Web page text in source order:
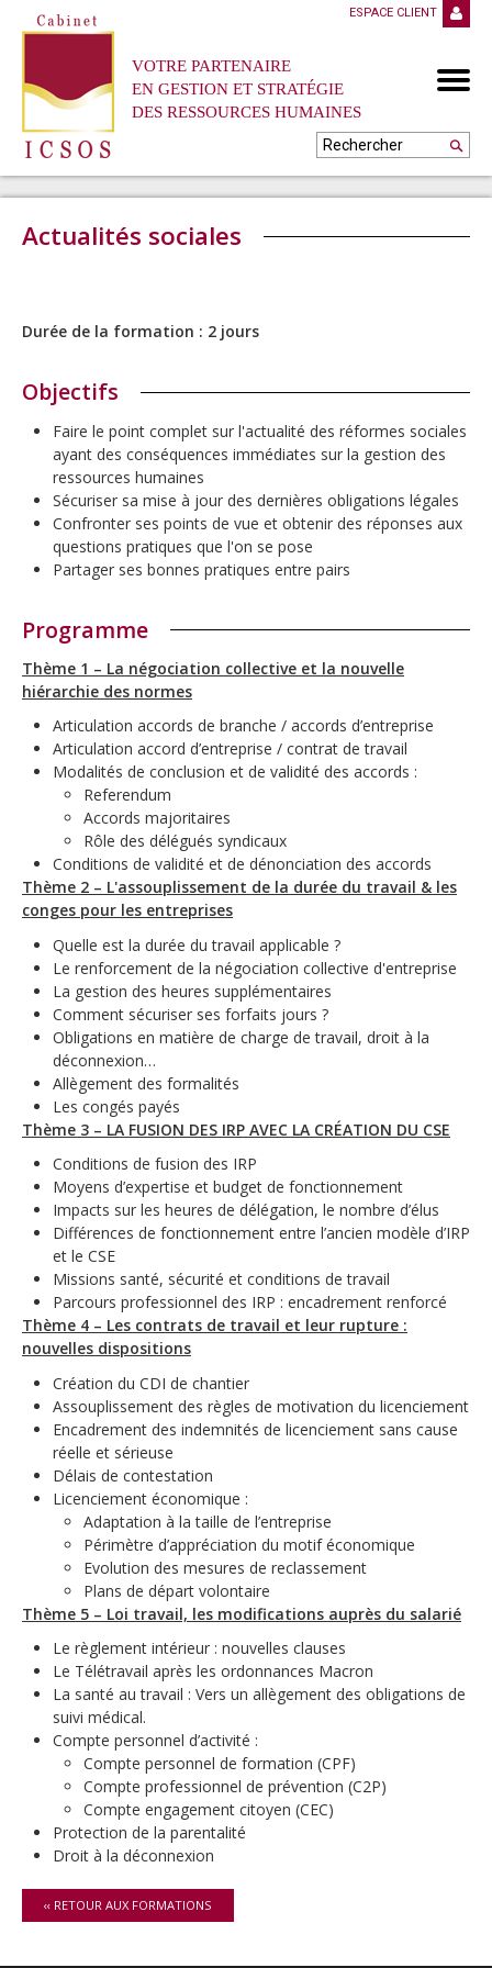
VOTRE PARTENAIRE
EN GESTION ET STRATÉGIE
DES RESSOURCES HUMAINES
ESPACE CLIENT
Actualités sociales
Durée de la formation : 2 jours
Objectifs
Faire le point complet sur l'actualité des réformes sociales
ayant des conséquences immédiates sur la gestion des
ressources humaines
Sécuriser sa mise à jour des dernières obligations légales
Confronter ses points de vue et obtenir des réponses aux
questions pratiques que l'on se pose
Partager ses bonnes pratiques entre pairs
Programme
Thème 1 – La négociation collective et la nouvelle
hiérarchie des normes
Articulation accords de branche / accords d’entreprise
Articulation accord d’entreprise / contrat de travail
Modalités de conclusion et de validité des accords :
Referendum
Accords majoritaires
Rôle des délégués syndicaux
Conditions de validité et de dénonciation des accords
Thème 2 – L'assouplissement de la durée du travail & les
conges pour les entreprises
Quelle est la durée du travail applicable ?
Le renforcement de la négociation collective d'entreprise
La gestion des heures supplémentaires
Comment sécuriser ses forfaits jours ?
Obligations en matière de charge de travail, droit à la
déconnexion…
Allègement des formalités
Les congés payés
Thème 3 – LA FUSION DES IRP AVEC LA CRÉATION DU CSE
Conditions de fusion des IRP
Moyens d’expertise et budget de fonctionnement
Impacts sur les heures de délégation, le nombre d’élus
Différences de fonctionnement entre l’ancien modèle d’IRP
et le CSE
Missions santé, sécurité et conditions de travail
Parcours professionnel des IRP : encadrement renforcé
Thème 4 – Les contrats de travail et leur rupture :
nouvelles dispositions
Création du CDI de chantier
Assouplissement des règles de motivation du licenciement
Encadrement des indemnités de licenciement sans cause
réelle et sérieuse
Délais de contestation
Licenciement économique :
Adaptation à la taille de l’entreprise
Périmètre d’appréciation du motif économique
Evolution des mesures de reclassement
Plans de départ volontaire
Thème 5 – Loi travail, les modifications auprès du salarié
Le règlement intérieur : nouvelles clauses
Le Télétravail après les ordonnances Macron
La santé au travail : Vers un allègement des obligations de
suivi médical.
Compte personnel d’activité :
Compte personnel de formation (CPF)
Compte professionnel de prévention (C2P)
Compte engagement citoyen (CEC)
Protection de la parentalité
Droit à la déconnexion
‹‹ RETOUR AUX FORMATIONS